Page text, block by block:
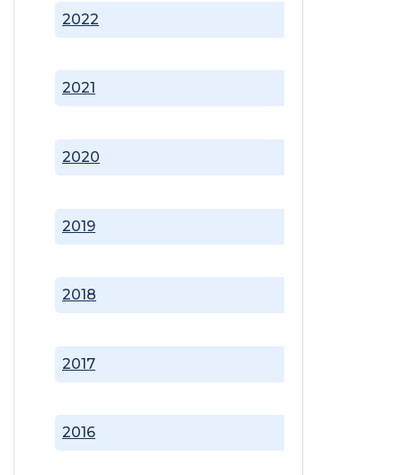
2016
2017
2018
2019
2020
2021
2022